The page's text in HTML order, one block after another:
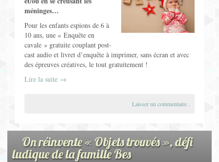
méninges…
Pour les enfants espions de 6 à
10 ans, une « Enquête en
cavale » gratuite couplant post-
cast audio et livret d’enquête à imprimer, sans écran et avec
des épreuves créatives, le tout gratuitement !
Lire la suite →
Laisser un commentaire
On réinvente « Objets trouvés », défi
ludique de la famille Bes